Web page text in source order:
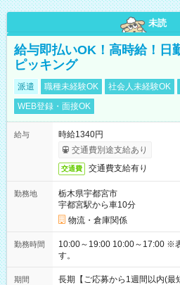
未読
給与即払いOK！高時給！日
ピッキング
派遣 職種未経験OK 社会人未経験OK
WEB登録・面接OK
給与
時給1340円
交通費別途支給あり
交通費 交通費支給有り
勤務地
栃木県宇都宮市
宇都宮駅から車10分
物流・倉庫関係
勤務時間
10:00～19:00 10:00～17:00 ※表記のうち実働6時間から8時間で
す。
期間 長期【ご応募から1週間以内(最